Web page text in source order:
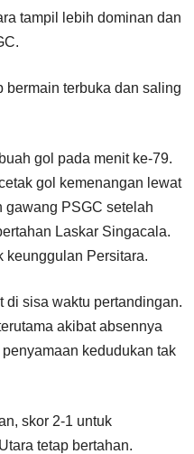
tampil lebih dominan dan
bermain terbuka dan saling
gol pada menit ke-79.
gol kemenangan lewat
gawang PSGC setelah
Laskar Singacala.
keunggulan Persitara.
di sisa waktu pertandingan.
akibat absennya
kedudukan tak
skor 2-1 untuk
tetap bertahan.